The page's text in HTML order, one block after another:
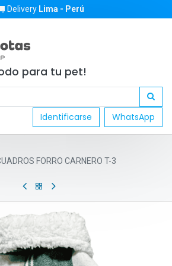
Delivery Lima - Perú
para tu pet!
Identificarse WhatsApp
FORRO CARNERO T-3